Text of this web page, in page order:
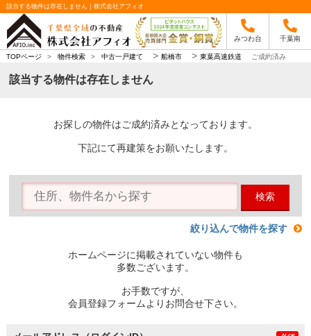
該当する物件は存在しません｜株式会社アフィオ
みつわ台 千葉南
TOPページ > 物件検索 > 中古一戸建て > 船橋市 > 東葉高速鉄道 ご成約済み
該当する物件は存在しません
お探しの物件はご成約済みとなっております。
下記にて再建策をお願いたします。
検索
絞り込んで物件を探す
ホームページに掲載されていない物件も
多数ございます。
お手数ですが、
会員登録フォームよりお問合せ下さい。